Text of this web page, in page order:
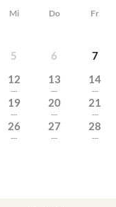
Mi Do Fr
5 6 7
12
---
13
---
14
---
19
---
20
---
21
---
26
---
27
---
28
---